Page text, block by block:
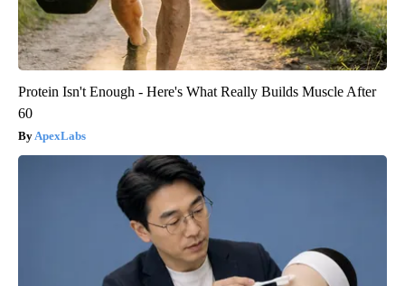
Protein Isn't Enough - Here's What Really Builds Muscle After
60
ApexLabs